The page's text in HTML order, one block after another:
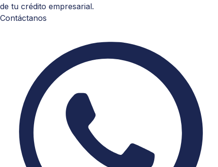
de tu crédito empresarial.
Contáctanos